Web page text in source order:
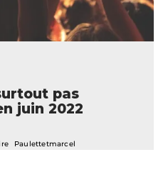
pas
juin 2022
Paulettetmarcel